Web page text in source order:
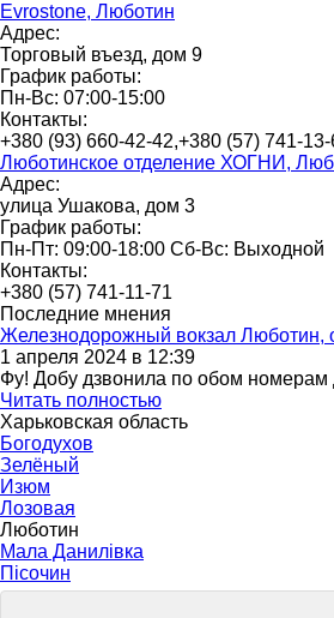
Evrostone, Люботин
Адрес:
Торговый въезд, дом 9
График работы:
Пн-Вс: 07:00-15:00
Контакты:
+380 (93) 660-42-42,+380 (57) 741-13-
Люботинское отделение ХОГНИ,
Адрес:
улица Ушакова, дом 3
График работы:
Пн-Пт: 09:00-18:00 Сб-Вс: Выходной
Контакты:
+380 (57) 741-11-71
Последние мнения
Железнодорожный вокзал Люботин,
1 апреля 2024 в 12:39
Фу! Добу дзвонила по обом номерам
Читать полностью
Харьковская область
Богодухов
Зелёный
Изюм
Лозовая
Люботин
Мала Данилівка
Пісочин